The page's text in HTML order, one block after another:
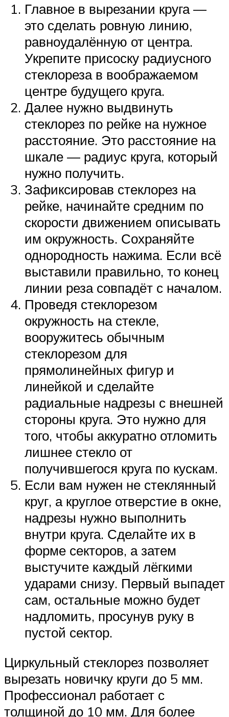
Главное в вырезании круга —
это сделать ровную линию,
равноудалённую от центра.
Укрепите присоску радиусного
стеклореза в воображаемом
центре будущего круга.
Далее нужно выдвинуть
стеклорез по рейке на нужное
расстояние. Это расстояние на
шкале — радиус круга, который
нужно получить.
Зафиксировав стеклорез на
рейке, начинайте средним по
скорости движением описывать
им окружность. Сохраняйте
однородность нажима. Если всё
выставили правильно, то конец
линии реза совпадёт с началом.
Проведя стеклорезом
окружность на стекле,
вооружитесь обычным
стеклорезом для
прямолинейных фигур и
линейкой и сделайте
радиальные надрезы с внешней
стороны круга. Это нужно для
того, чтобы аккуратно отломить
лишнее стекло от
получившегося круга по кускам.
Если вам нужен не стеклянный
круг, а круглое отверстие в окне,
надрезы нужно выполнить
внутри круга. Сделайте их в
форме секторов, а затем
выстучите каждый лёгкими
ударами снизу. Первый выпадет
сам, остальные можно будет
надломить, просунув руку в
пустой сектор.
Циркульный стеклорез позволяет
вырезать новичку круги до 5 мм.
Профессионал работает с
толщиной до 10 мм. Для более